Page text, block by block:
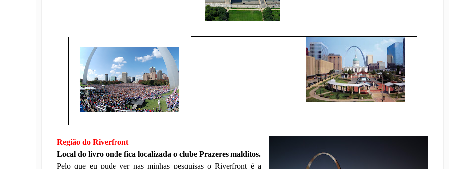
Região do Riverfront
Local do livro onde fica localizada o clube Prazeres malditos.
Pelo que eu pude ver nas minhas pesquisas o Riverfront é a